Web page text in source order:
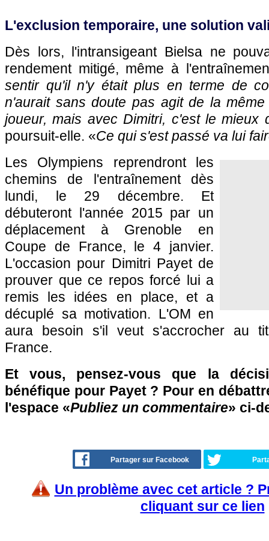
L'exclusion temporaire, une solution
Dès lors, l'intransigeant Bielsa ne
rendement mitigé, même à
sentir qu'il n'y était plus en terme de
n'aurait sans doute pas agit de la
joueur, mais avec Dimitri, c'est le mieux
poursuit-elle. «Ce qui s'est passé va lui
Les Olympiens reprendront les
chemins de l'entraînement dès
lundi, le 29 décembre. Et
débuteront l'année 2015 par un
déplacement à Grenoble en
Coupe de France, le 4 janvier.
L'occasion pour Dimitri Payet de
prouver que ce repos forcé lui a
remis les idées en place, et a
décuplé sa motivation. L'OM en
aura besoin s'il veut s'accrocher au
France.
Et vous, pensez-vous que la
bénéfique pour Payet ? Pour en
l'espace «Publiez un commentaire» ci-
Partager sur Facebook
Un problème avec cet article ?
cliquant sur ce lien